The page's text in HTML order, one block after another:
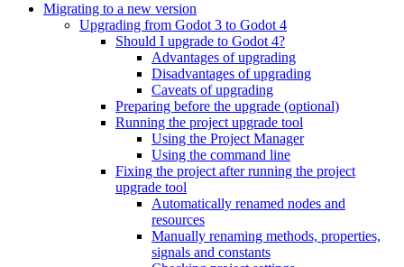
Migrating to a new version
Upgrading from Godot 3 to Godot 4
Should I upgrade to Godot 4?
Advantages of upgrading
Disadvantages of upgrading
Caveats of upgrading
Preparing before the upgrade (optional)
Running the project upgrade tool
Using the Project Manager
Using the command line
Fixing the project after running the project
upgrade tool
Automatically renamed nodes and
resources
Manually renaming methods, properties,
signals and constants